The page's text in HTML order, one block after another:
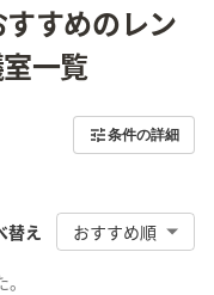
すめのレン
一覧
条件の詳細
替え おすすめ順